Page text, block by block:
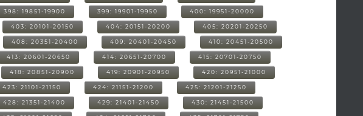
398: 19851-19900 399: 19901-19950 400: 19951-20000
403: 20101-20150 404: 20151-20200 405: 20201-20250
408: 20351-20400 409: 20401-20450 410: 20451-20500
413: 20601-20650 414: 20651-20700 415: 20701-20750
418: 20851-20900 419: 20901-20950 420: 20951-21000
423: 21101-21150 424: 21151-21200 425: 21201-21250
428: 21351-21400 429: 21401-21450 430: 21451-21500